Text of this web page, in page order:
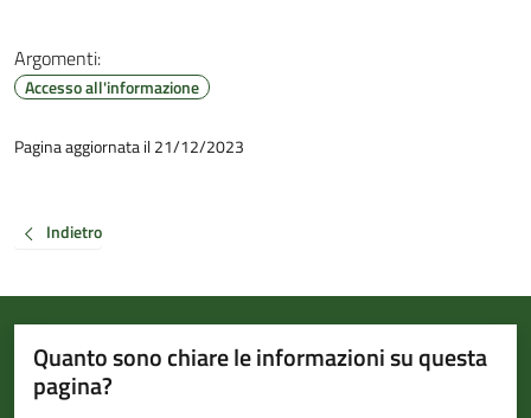
Argomenti:
Accesso all'informazione
Pagina aggiornata il 21/12/2023
Indietro
Quanto sono chiare le informazioni su questa
pagina?